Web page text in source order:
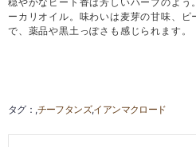
穏やかなピート香は芳しいハーブのよ
ーカリオイル。味わいは麦芽の甘味、
で、薬品や黒土っぽさも感じられます。
チーフタンズイアンマクロード